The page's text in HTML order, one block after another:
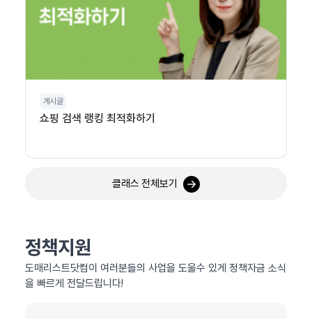
게시글
쇼핑 검색 랭킹 최적화하기
클래스 전체보기
정책지원
도매리스트닷컴이 여러분들의 사업을 도울수 있게 정책자금 소식
을 빠르게 전달드립니다!